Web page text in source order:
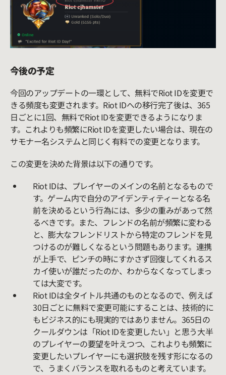
今後の予定
今回のアップデートの一環として、無料でRiot IDを変更で
きる頻度も変更されます。Riot IDへの移行完了後は、365
日ごとに1回、無料でRiot IDを変更できるようになりま
す。これよりも頻繁にRiot IDを変更したい場合は、現在の
サモナー名システムと同じく有料での変更となります。
この変更を決めた背景は以下の通りです。
Riot IDは、プレイヤーのメインの名前となるもので
す。ゲーム内で自分のアイデンティティーとなる名
前を決めるという行為には、多少の重みがあって然
るべきです。また、フレンドの名前が頻繁に変わる
と、膨大なフレンドリストから特定のフレンドを見
つけるのが難しくなるという問題もあります。連携
が上手で、ピンチの時にすかさず回復してくれるス
カイ使いが誰だったのか、わからなくなってしまっ
ては大変です。
Riot IDは全タイトル共通のものとなるので、例えば
30日ごとに無料で変更可能にすることは、技術的に
もビジネス的にも現実的ではありません。365日の
クールダウンは「Riot IDを変更したい」と思う大半
のプレイヤーの要望を叶えつつ、これよりも頻繁に
変更したいプレイヤーにも選択肢を残す形になるの
で、うまくバランスを取れるものと考えています。